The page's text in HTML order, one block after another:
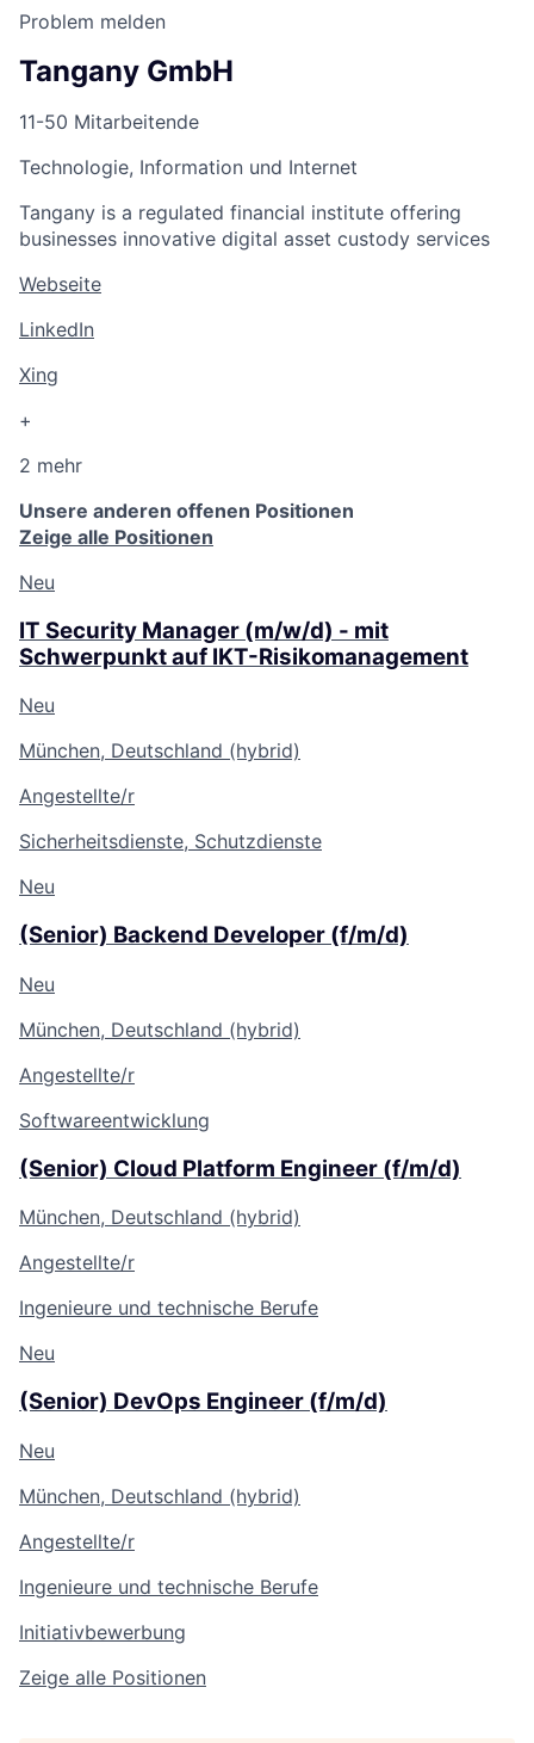
Problem melden
Tangany GmbH
11-50 Mitarbeitende
Technologie, Information und Internet
Tangany is a regulated financial institute offering
businesses innovative digital asset custody services
Webseite
LinkedIn
Xing
+
2 mehr
Unsere anderen offenen Positionen
Zeige alle Positionen
Neu
IT Security Manager (m/w/d) - mit
Schwerpunkt auf IKT-Risikomanagement
Neu
München, Deutschland (hybrid)
Angestellte/r
Sicherheitsdienste, Schutzdienste
Neu
(Senior) Backend Developer (f/m/d)
Neu
München, Deutschland (hybrid)
Angestellte/r
Softwareentwicklung
(Senior) Cloud Platform Engineer (f/m/d)
München, Deutschland (hybrid)
Angestellte/r
Ingenieure und technische Berufe
Neu
(Senior) DevOps Engineer (f/m/d)
Neu
München, Deutschland (hybrid)
Angestellte/r
Ingenieure und technische Berufe
Initiativbewerbung
Zeige alle Positionen